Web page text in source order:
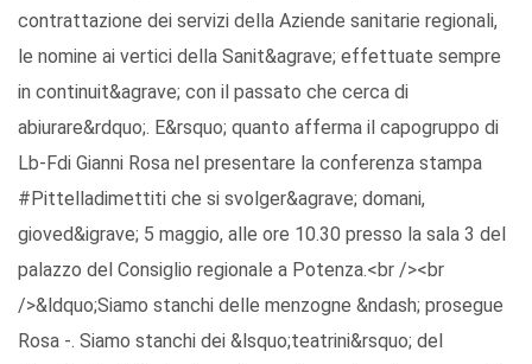
contrattazione dei servizi della Aziende sanitarie regionali,
le nomine ai vertici della Sanit&agrave; effettuate sempre
in continuit&agrave; con il passato che cerca di
abiurare&rdquo;. E&rsquo; quanto afferma il capogruppo di
Lb-Fdi Gianni Rosa nel presentare la conferenza stampa
#Pittelladimettiti che si svolger&agrave; domani,
gioved&igrave; 5 maggio, alle ore 10.30 presso la sala 3 del
palazzo del Consiglio regionale a Potenza.<br /><br
/>&ldquo;Siamo stanchi delle menzogne &ndash; prosegue
Rosa -. Siamo stanchi dei &lsquo;teatrini&rsquo; del